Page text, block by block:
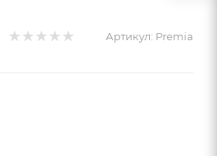
Артикул: Premia